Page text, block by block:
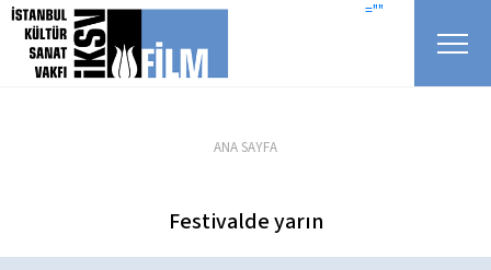
icerigi atla =""
ANA SAYFA
Festivalde yarın